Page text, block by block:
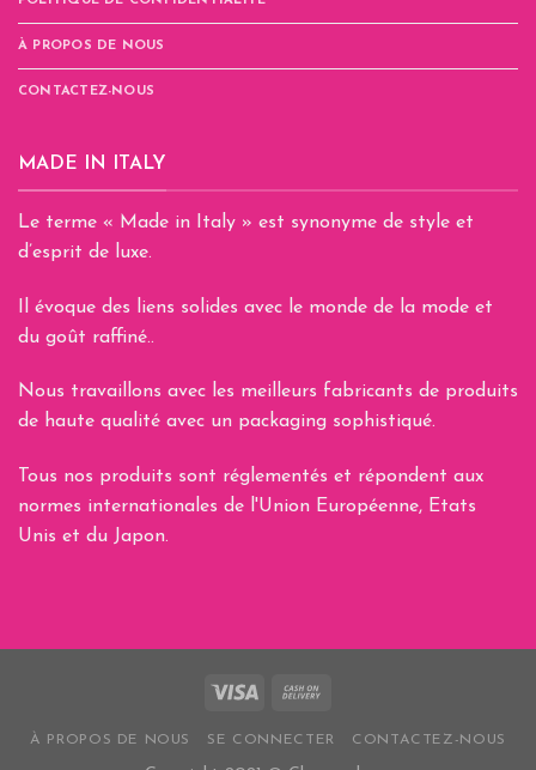
À PROPOS DE NOUS
CONTACTEZ-NOUS
MADE IN ITALY
Le terme « Made in Italy » est synonyme de style et
d’esprit de luxe.
Il évoque des liens solides avec le monde de la mode et
du goût raffiné..
Nous travaillons avec les meilleurs fabricants de produits
de haute qualité avec un packaging sophistiqué.
Tous nos produits sont réglementés et répondent aux
normes internationales de l'Union Européenne, Etats
Unis et du Japon.
À PROPOS DE NOUS SE CONNECTER CONTACTEZ-NOUS